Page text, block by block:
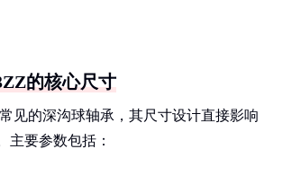
的核心尺寸
见的深沟球轴承，其尺寸设计直接影响
主要参数包括：